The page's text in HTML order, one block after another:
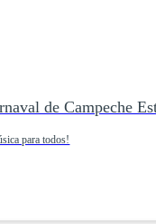
de Campeche
para todos!